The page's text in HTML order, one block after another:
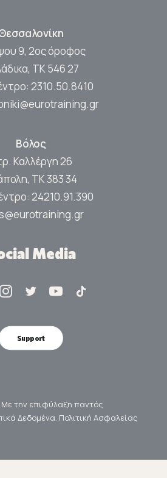
9, 2ος όροφος
ΤΚ 546 27
2310.50.8410
Βόλος
Καλλέργη 26
ΤΚ 383 34
24210.91.390
Media
Support
την επιφύλαξη παντός
Δεδομένα. Πολιτική Ασφαλείας